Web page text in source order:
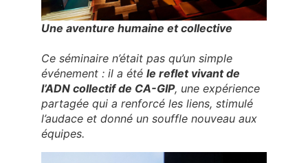
Une aventure humaine et collective
Ce séminaire n’était pas qu’un simple
événement : il a été le reflet vivant de
l’ADN collectif de CA-GIP, une expérience
partagée qui a renforcé les liens, stimulé
l’audace et donné un souffle nouveau aux
équipes.